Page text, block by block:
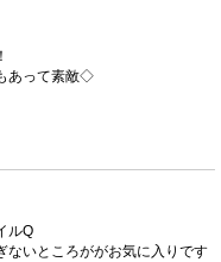
あって素敵◇
ルQ
ないところががお気に入りです